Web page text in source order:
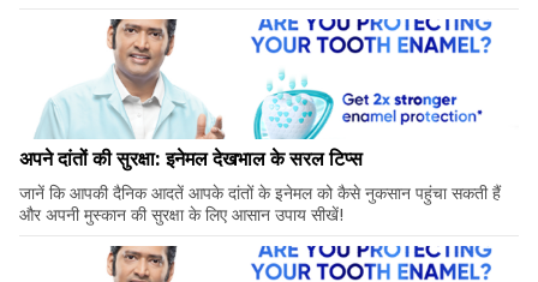
अपने दांतों की सुरक्षा: इनेमल देखभाल के सरल टिप्स
जानें कि आपकी दैनिक आदतें आपके दांतों के इनेमल को कैसे नुकसान पहुंचा सकती हैं
और अपनी मुस्कान की सुरक्षा के लिए आसान उपाय सीखें!